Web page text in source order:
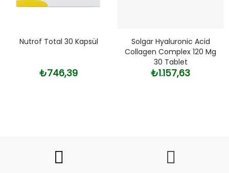
Nutrof Total 30 Kapsül
₺746,39
Solgar Hyaluronic Acid
Collagen Complex 120 Mg
30 Tablet
₺1.157,63